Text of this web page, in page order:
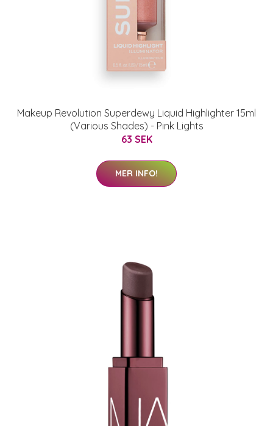
Makeup Revolution Superdewy Liquid Highlighter 15ml
(Various Shades) - Pink Lights
63 SEK
MER INFO!